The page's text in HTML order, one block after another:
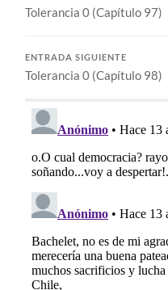
Tolerancia 0 (Capítulo 97)
ENTRADA SIGUIENTE
Tolerancia 0 (Capítulo 98)